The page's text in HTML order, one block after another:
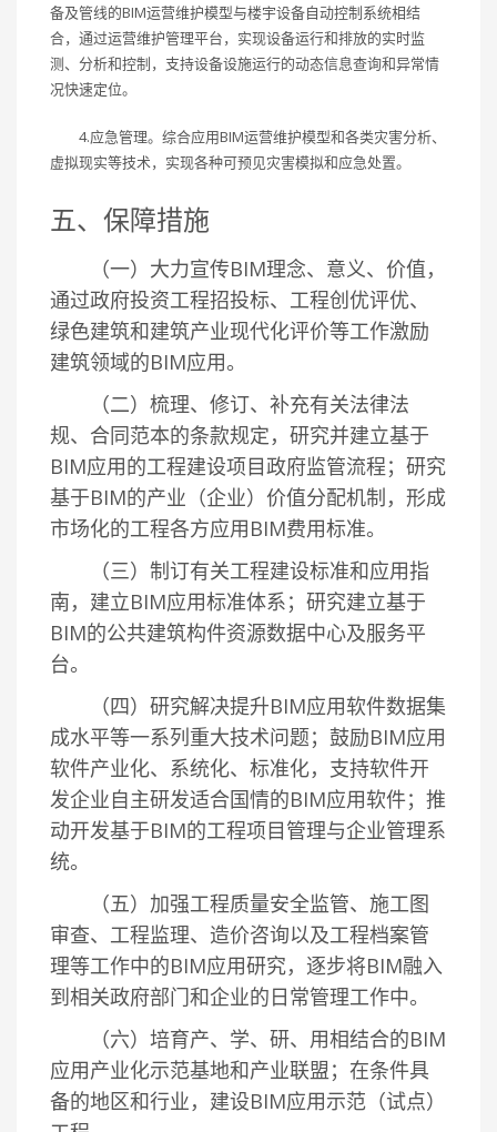
备及管线的BIM运营维护模型与楼宇设备自动控制系统相结
合，通过运营维护管理平台，实现设备运行和排放的实时监
测、分析和控制，支持设备设施运行的动态信息查询和异常情
况快速定位。
4.应急管理。综合应用BIM运营维护模型和各类灾害分析、
虚拟现实等技术，实现各种可预见灾害模拟和应急处置。
五、保障措施
（一）大力宣传BIM理念、意义、价值，
通过政府投资工程招投标、工程创优评优、
绿色建筑和建筑产业现代化评价等工作激励
建筑领域的BIM应用。
（二）梳理、修订、补充有关法律法
规、合同范本的条款规定，研究并建立基于
BIM应用的工程建设项目政府监管流程；研究
基于BIM的产业（企业）价值分配机制，形成
市场化的工程各方应用BIM费用标准。
（三）制订有关工程建设标准和应用指
南，建立BIM应用标准体系；研究建立基于
BIM的公共建筑构件资源数据中心及服务平
台。
（四）研究解决提升BIM应用软件数据集
成水平等一系列重大技术问题；鼓励BIM应用
软件产业化、系统化、标准化，支持软件开
发企业自主研发适合国情的BIM应用软件；推
动开发基于BIM的工程项目管理与企业管理系
统。
（五）加强工程质量安全监管、施工图
审查、工程监理、造价咨询以及工程档案管
理等工作中的BIM应用研究，逐步将BIM融入
到相关政府部门和企业的日常管理工作中。
（六）培育产、学、研、用相结合的BIM
应用产业化示范基地和产业联盟；在条件具
备的地区和行业，建设BIM应用示范（试点）